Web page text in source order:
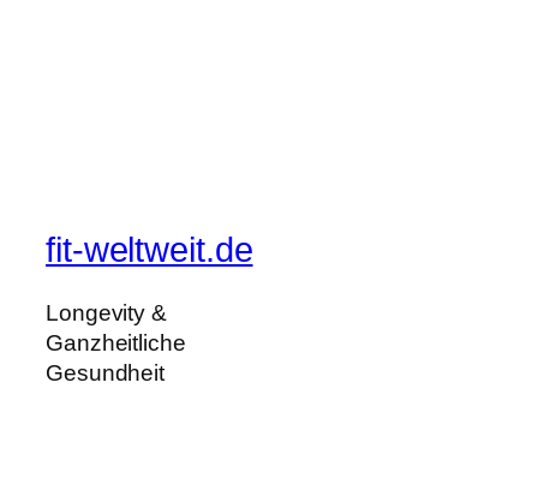
fit-weltweit.de
Longevity &
Ganzheitliche
Gesundheit